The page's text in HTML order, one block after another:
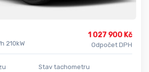
210kW
1 027 900 Kč
Odpočet DPH
Stav tachometru